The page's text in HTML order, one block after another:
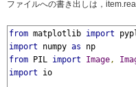
ファイルへの書き出しは，
from matplotlib import
import numpy as
from PIL import Image,
import io